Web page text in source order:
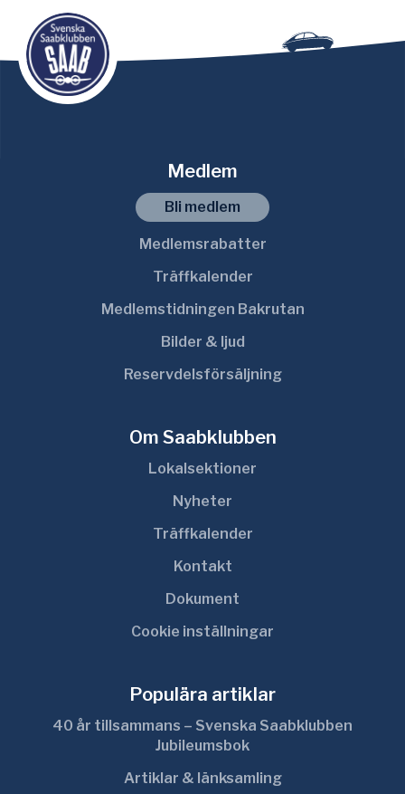
Medlem
Bli medlem
Medlemsrabatter
Träffkalender
Medlemstidningen Bakrutan
Bilder & ljud
Reservdelsförsäljning
Om Saabklubben
Lokalsektioner
Nyheter
Träffkalender
Kontakt
Dokument
Cookie inställningar
Populära artiklar
40 år tillsammans – Svenska Saabklubben
Jubileumsbok
Artiklar & länksamling